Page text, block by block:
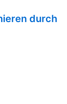
durch